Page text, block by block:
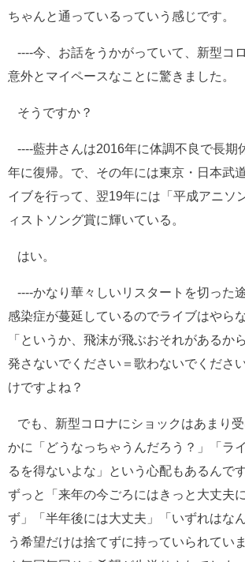
ちゃんと通っているっていう感じです。
----今、お話をうかがっていて、新型コ
意外とマイペースなことに驚きました。
そうですか？
----藍井さんは2016年に体調不良で長期
年に復帰。で、その年には東京・日本武
イブを行って、翌19年には「平成アニソ
ィストソング賞に輝いている。
はい。
----かなり華々しいリスタートを切った
感染症が蔓延しているのでライブはやら
「というか、飛沫が飛ぶおそれがあるか
発さないでください＝歌わないでくださ
けですよね？
でも、新型コロナにショックはあまり
かに「どうなっちゃうんだろう？」「ラ
るを得ないよな」という心配もあるんで
ずっと「来年の今ごろにはきっと大丈夫
ず」「半年後には大丈夫」「いずれはな
う希望だけは捨てずに持っていられてい